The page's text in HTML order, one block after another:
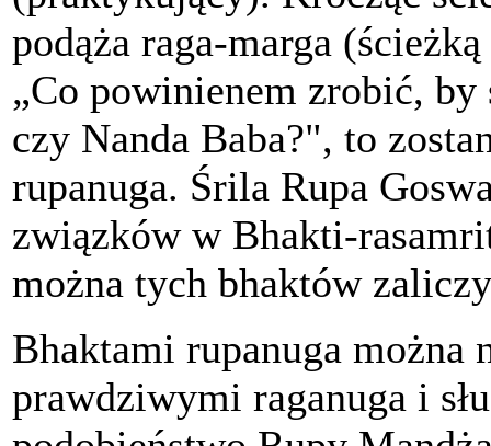
podąża raga-marga
„Co powinienem zrobić, by
czy Nanda Baba?", to
rupanuga. Śrila Rupa
związków w Bhakti-
można tych bhaktów
Bhaktami rupanuga można
prawdziwymi raganuga i